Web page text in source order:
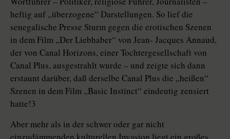
heftig auf „überzogene“ Darstellungen. So lief die
senegalische Presse Sturm gegen die erotischen Szenen
in dem Film „Der Liebhaber“ von Jean- Jacques Annaud,
der von Canal Horizons, einer Tochtergesellschaft von
Canal Plus, ausgestrahlt wurde – und zeigte sich dann
erstaunt darüber, daß derselbe Canal Plus die „heißen“
Szenen in dem Film „Basic Instinct“ eindeutig zensiert
hatte!3
Aber mehr als in der schwer oder gar nicht